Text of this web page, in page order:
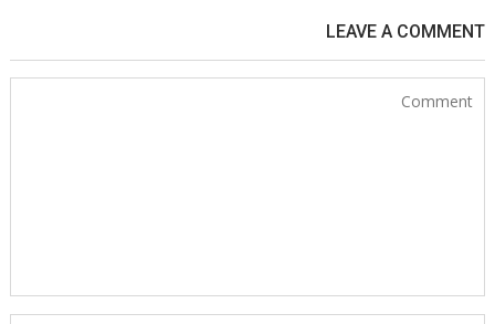
LEAVE A COMMENT